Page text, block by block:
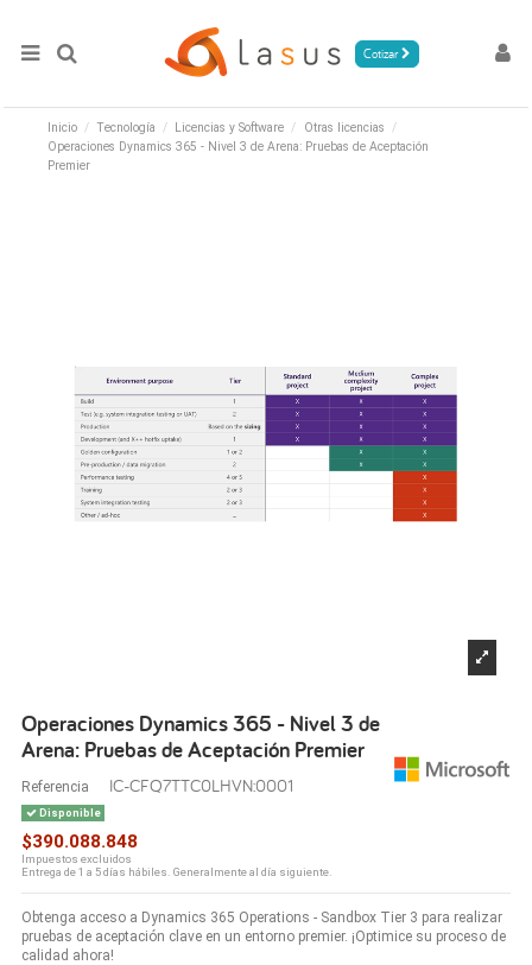
Cotizar
Inicio Tecnología Licencias y Software
Otras licencias
Operaciones Dynamics 365 - Nivel 3 de Arena: Pruebas de Aceptación
Premier
Operaciones Dynamics 365 - Nivel 3 de
Arena: Pruebas de Aceptación Premier
Referencia IC-CFQ7TTC0LHVN:0001
Disponible
$390.088.848
Impuestos excluidos
Entrega de 1 a 5 días hábiles. Generalmente al día siguiente.
Obtenga acceso a Dynamics 365 Operations - Sandbox Tier 3 para realizar
pruebas de aceptación clave en un entorno premier. ¡Optimice su proceso de
calidad ahora!